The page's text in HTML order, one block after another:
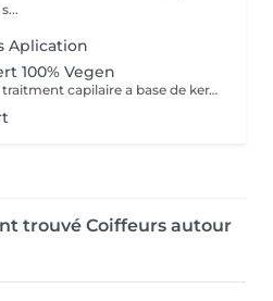
Aplication
100% Vegen
La Lissge Bresilienne est un traitment capilaire a base de keratine et collogene qui permrt de detendre les frosottis ,lisser les cheveux et leur donner de la brillance.Le resultat est des cheveux plus souples disciplines ,avec un effet lisse qui peut durer entre 3 a 6 mois,selon l entretien et les produits utilises.
trouvé Coiffeurs autour